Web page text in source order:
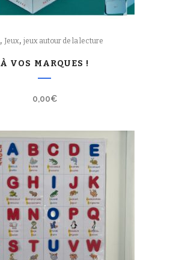
, Jeux, jeux autour de la lecture
À VOS MARQUES !
0,00€